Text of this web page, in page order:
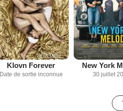
Klovn Forever
Date de sortie inconnue
New York
30 juillet